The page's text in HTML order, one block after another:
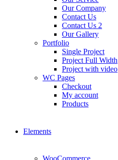
Our Company
Contact Us
Contact Us 2
Our Gallery
Portfolio
Single Project
Project Full Width
Project with video
WC Pages
Checkout
My account
Products
Elements